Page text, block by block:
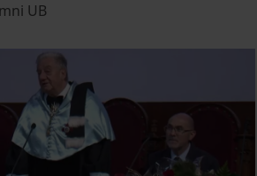
UB